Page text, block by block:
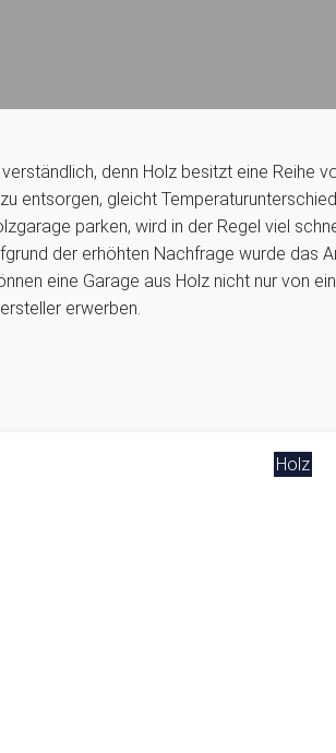
denn Holz besitzt eine Reihe
entsorgen, gleicht
parken, wird in der Regel viel
der erhöhten Nachfrage wurde das
eine Garage aus Holz nicht nur von
erwerben.
Holz